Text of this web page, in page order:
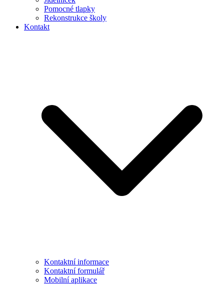
Pomocné tlapky
Rekonstrukce školy
Kontakt
Kontaktní informace
Kontaktní formulář
Mobilní aplikace